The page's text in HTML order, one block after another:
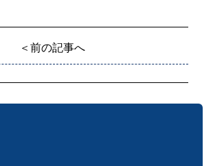
＜前の記事へ